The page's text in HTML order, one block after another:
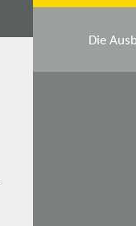
Die